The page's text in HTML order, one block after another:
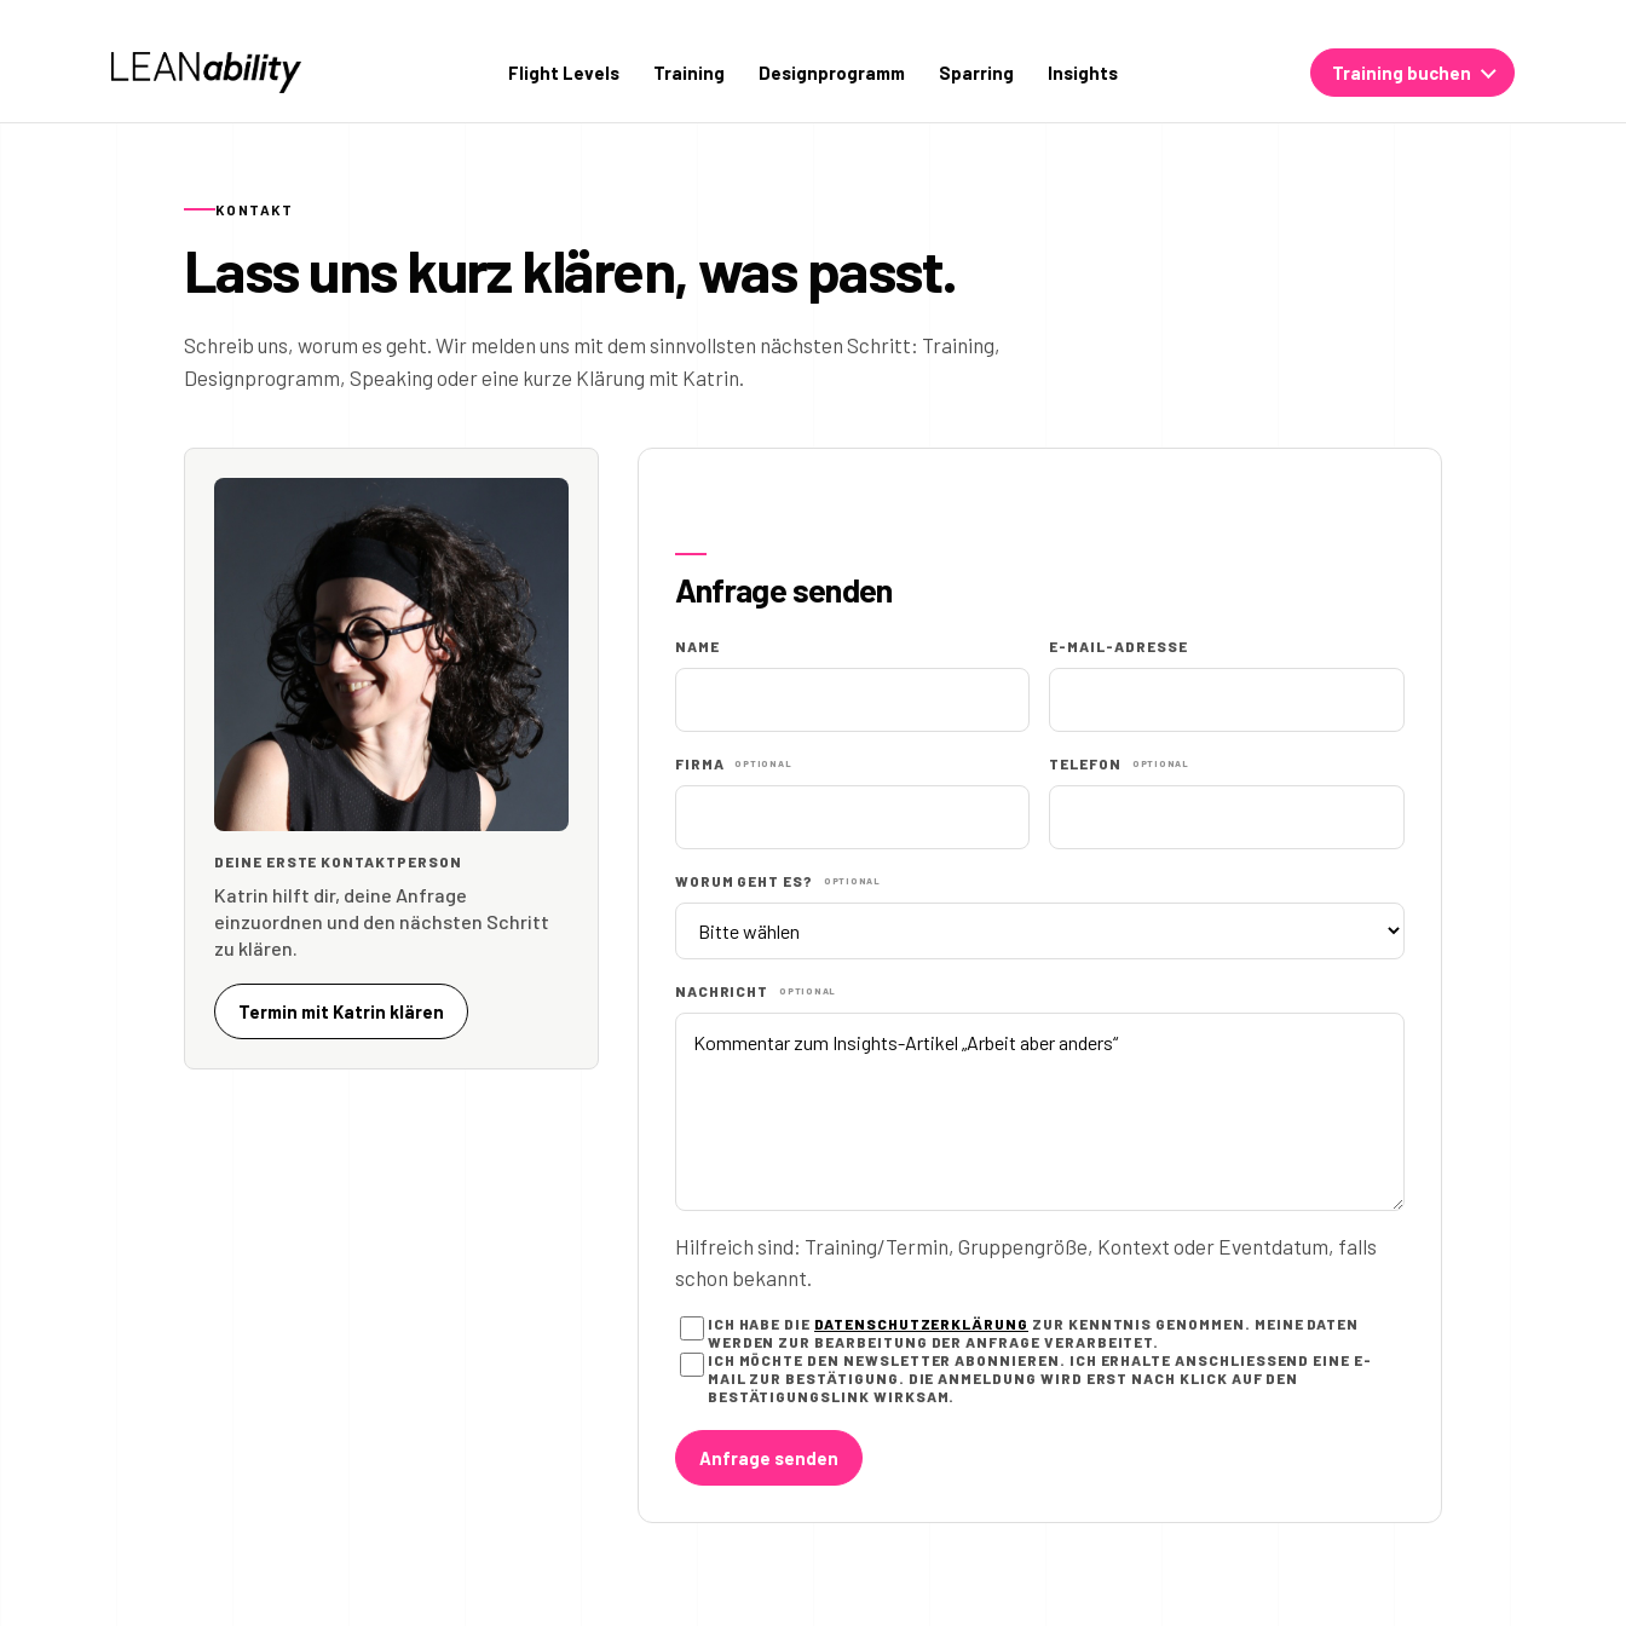
Flight Levels Training Designprogramm Sparring Insights Training buchen
KONTAKT
Lass uns kurz klären, was passt.
Schreib uns, worum es geht. Wir melden uns mit dem sinnvollsten nächsten Schritt: Training,
Designprogramm, Speaking oder eine kurze Klärung mit Katrin.
DEINE ERSTE KONTAKTPERSON
Katrin hilft dir, deine Anfrage
einzuordnen und den nächsten Schritt
zu klären.
Termin mit Katrin klären
Anfrage senden
NAME E-MAIL-ADRESSE
FIRMA OPTIONAL TELEFON OPTIONAL
WORUM GEHT ES? OPTIONAL
NACHRICHT OPTIONAL
Hilfreich sind: Training/Termin, Gruppengröße, Kontext oder Eventdatum, falls
schon bekannt.
ICH HABE DIE DATENSCHUTZERKLÄRUNG ZUR KENNTNIS GENOMMEN. MEINE DATEN
WERDEN ZUR BEARBEITUNG DER ANFRAGE VERARBEITET.
ICH MÖCHTE DEN NEWSLETTER ABONNIEREN. ICH ERHALTE ANSCHLIESSEND EINE E-M
AIL ZUR BESTÄTIGUNG. DIE ANMELDUNG WIRD ERST NACH KLICK AUF DEN B
ESTÄTIGUNGSLINK WIRKSAM.
Anfrage senden